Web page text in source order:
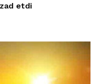
etdi